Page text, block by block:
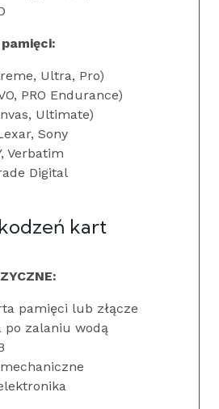
Ultra, Pro)
PRO Endurance)
Ultimate)
Sony
Verbatim
Digital
kart
pamięci lub złącze
po zalaniu wodą